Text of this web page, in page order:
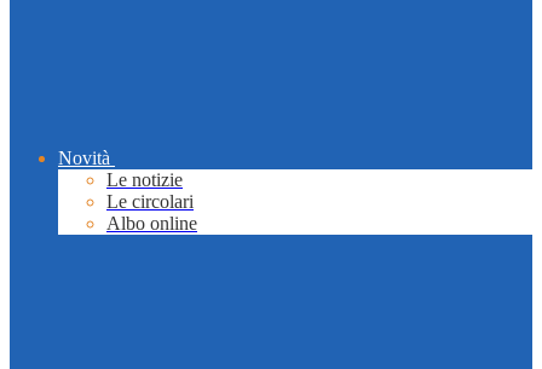
Novità
Le notizie
Le circolari
Albo online